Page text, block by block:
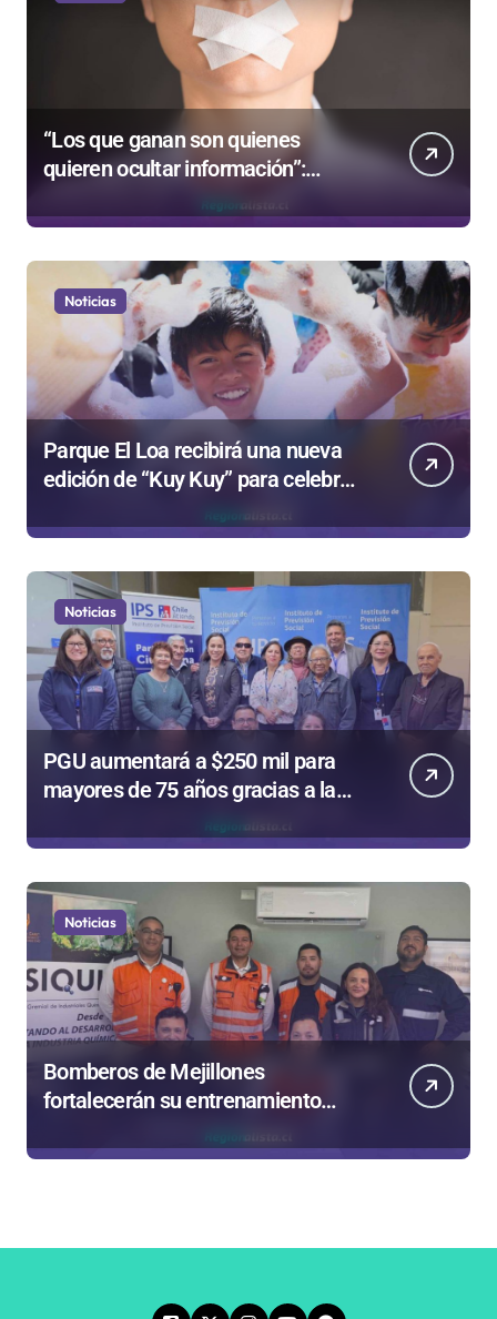
“Los que ganan son quienes
quieren ocultar información”:
Colegio de Periodistas cuestiona la
“Ley Mordaza 2.0”
Noticias
Parque El Loa recibirá una nueva
edición de “Kuy Kuy” para celebrar
Noticias
PGU aumentará a $250 mil para
mayores de 75 años gracias a la
reforma aprobada el 2025
Noticias
Bomberos de Mejillones
fortalecerán su entrenamiento
para enfrentar emergencias
complejas